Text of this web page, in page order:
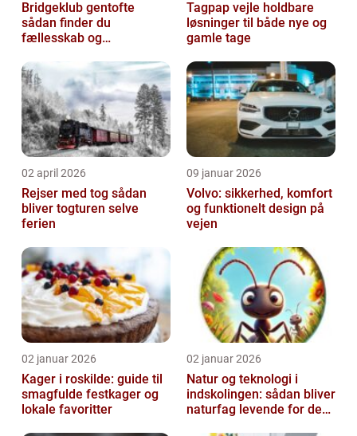
Bridgeklub gentofte
sådan finder du
fællesskab og
Tagpap vejle holdbare
løsninger til både nye og
gamle tage
02 april 2026
Rejser med tog sådan
bliver togturen selve
ferien
09 januar 2026
Volvo: sikkerhed, komfort
og funktionelt design på
vejen
02 januar 2026
Kager i roskilde: guide til
smagfulde festkager og
lokale favoritter
02 januar 2026
Natur og teknologi i
indskolingen: sådan bliver
naturfag levende for de